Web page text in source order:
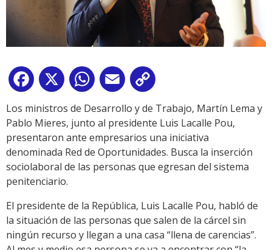
Facebook
X WhatsApp
Email
Link
Los ministros de Desarrollo y de Trabajo, Martín Lema y
Pablo Mieres, junto al presidente Luis Lacalle Pou,
presentaron ante empresarios una iniciativa
denominada Red de Oportunidades. Busca la inserción
sociolaboral de las personas que egresan del sistema
penitenciario.
El presidente de la República, Luis Lacalle Pou, habló de
la situación de las personas que salen de la cárcel sin
ningún recurso y llegan a una casa “llena de carencias”.